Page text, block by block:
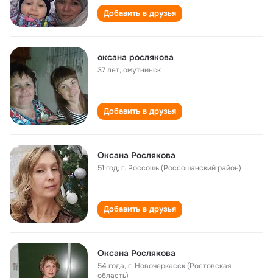
Добавить в друзья
оксана рослякова
37 лет,омутнинск
Добавить в друзья
Оксана Рослякова
51 год,г. Россошь (Россошанский район)
Добавить в друзья
Оксана Рослякова
54 года,г. Новочеркасск (Ростовская
область)